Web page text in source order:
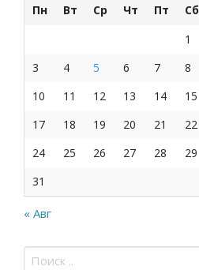
Пн Вт Ср Чт Пт Сб
1
3
4 5 6 7 8
10
11 12 13 14 15
17
18 19 20 21 22
24
25 26 27 28 29
31
« Авг